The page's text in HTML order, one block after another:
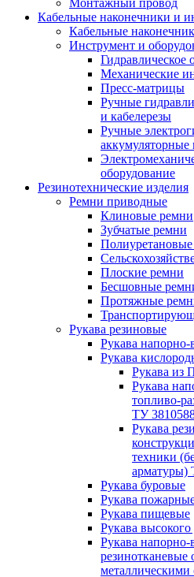
Кабельные наконечники и
Кабельные
Инструмент и
Гидравлическое
Механические
Пресс-матрицы
Ручные
и кабелерезы
Ручные
оборудование
Резинотехнические изделия
Ремни приводные
Клиновые ремни
Зубчатые ремни
Плоские ремни
Бесшовные
Протяжные
Рукава резиновые
Рукава
Рукава
Рукава из
Рукава
топливо-
ТУ
Рукава
техники
арматуры)
Рукава буровые
Рукава
Рукава пищевые
Рукава высокого
Рукава
резинотканевые